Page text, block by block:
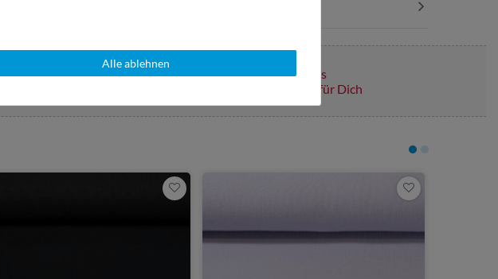
Über 98% positive
Über 110 Gratis
Schnittmuster für Dich
Alle ablehnen